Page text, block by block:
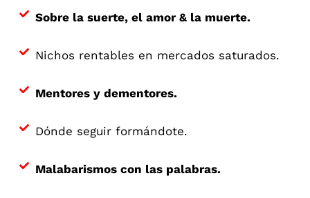
Sobre la suerte, el amor & la muerte.
Nichos rentables en mercados saturados.
Mentores y dementores.
Dónde seguir formándote.
Malabarismos con las palabras.